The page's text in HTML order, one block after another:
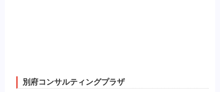
別府コンサルティングプラザ